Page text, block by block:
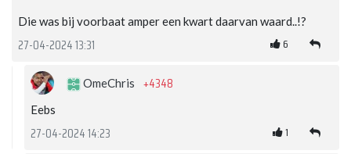
Die was bij voorbaat amper een kwart daarvan waard..!?
27-04-2024 13:31 6
OmeChris +4348
Eebs
27-04-2024 14:23 1